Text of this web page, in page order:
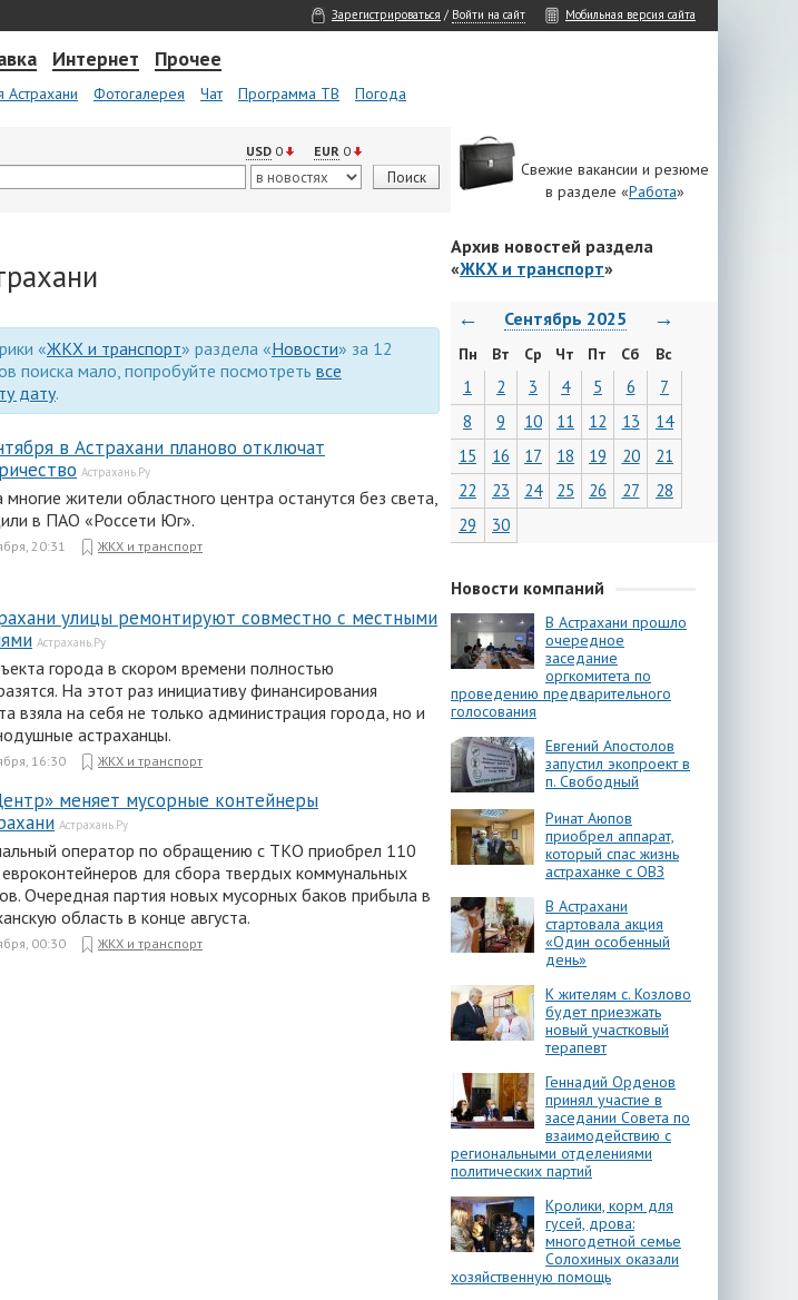
Зарегистрироваться / Войти на сайт Мобильная версия сайта
Интернет Прочее
Астрахани Фотогалерея Чат Программа ТВ Погода
USD 0 EUR 0
Свежие вакансии и резюме
в разделе «Работа»
«ЖКХ и транспорт» раздела «Новости» за 12
поиска мало, попробуйте посмотреть все
дату.
в Астрахани планово отключат
Астрахань.Ру
многие жители областного центра останутся без света,
в ПАО «Россети Юг».
20:31 ЖКХ и транспорт
улицы ремонтируют совместно с местными
Астрахань.Ру
города в скором времени полностью
На этот раз инициативу финансирования
взяла на себя не только администрация города, но и
астраханцы.
16:30 ЖКХ и транспорт
меняет мусорные контейнеры
Астрахань.Ру
оператор по обращению с ТКО приобрел 110
для сбора твердых коммунальных
Очередная партия новых мусорных баков прибыла в
область в конце августа.
00:30 ЖКХ и транспорт
Архив новостей раздела
«ЖКХ и транспорт»
← Сентябрь 2025 →
Пн Вт Ср Чт Пт Сб Вс
1 2 3 4 5 6
7
8
9 10 11 12 13
14
15
16 17 18 19 20
21
22
23 24 25 26 27
28
29
30
Новости компаний
В Астрахани прошло
очередное
заседание
оргкомитета по
проведению предварительного
голосования
Евгений Апостолов
запустил экопроект в
п. Свободный
Ринат Аюпов
приобрел аппарат,
который спас жизнь
астраханке с ОВЗ
В Астрахани
стартовала акция
«Один особенный
день»
К жителям с. Козлово
будет приезжать
новый участковый
терапевт
Геннадий Орденов
принял участие в
заседании Совета по
взаимодействию с
региональными отделениями
политических партий
Кролики, корм для
гусей, дрова:
многодетной семье
Солохиных оказали
хозяйственную помощь